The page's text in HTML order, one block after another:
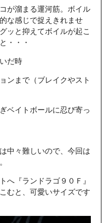
が溜まる運河筋。ボイル
な感じで捉えきれませ
ッと抑えてボイルが起こ
・・・
だ時
ンまで（ブレイクやスト
ベイトボールに忍び寄っ
中々難しいので、今回は
へ『ランドラゴ９０Ｆ』
むと、可愛いサイズです